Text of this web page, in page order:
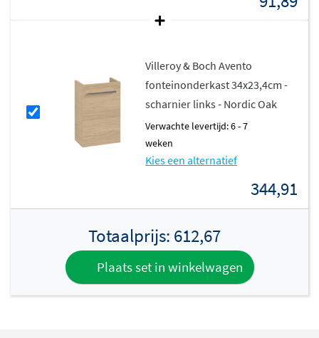
Villeroy & Boch Avento
fonteinonderkast 34x23,4cm -
scharnier links - Nordic Oak
Verwachte levertijd: 6 - 7
weken
Kies een alternatief
344,91
Totaalprijs: 612,67
Plaats set in winkelwagen